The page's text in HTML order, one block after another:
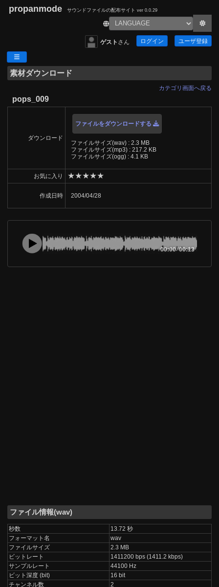
propanmode サウンドファイルの配布サイト ver 0.0.29
ゲスト さん ログイン ユーザ登録
素材ダウンロード
カテゴリ画面へ戻る
pops_009
ダウンロード
ファイルをダウンロードする
ファイルサイズ(wav) : 2.3 MB
ファイルサイズ(mp3) : 217.2 KB
ファイルサイズ(ogg) : 4.1 KB
お気に入り ★★★★★
作成日時 2004/04/28
00:00/00:13
ファイル情報(wav)
秒数
13.72 秒
フォーマット名
wav
ファイルサイズ
2.3 MB
ビットレート
1411200 bps (1411.2 kbps)
サンプルレート
44100 Hz
ビット深度 (bit)
16 bit
チャンネル数
2